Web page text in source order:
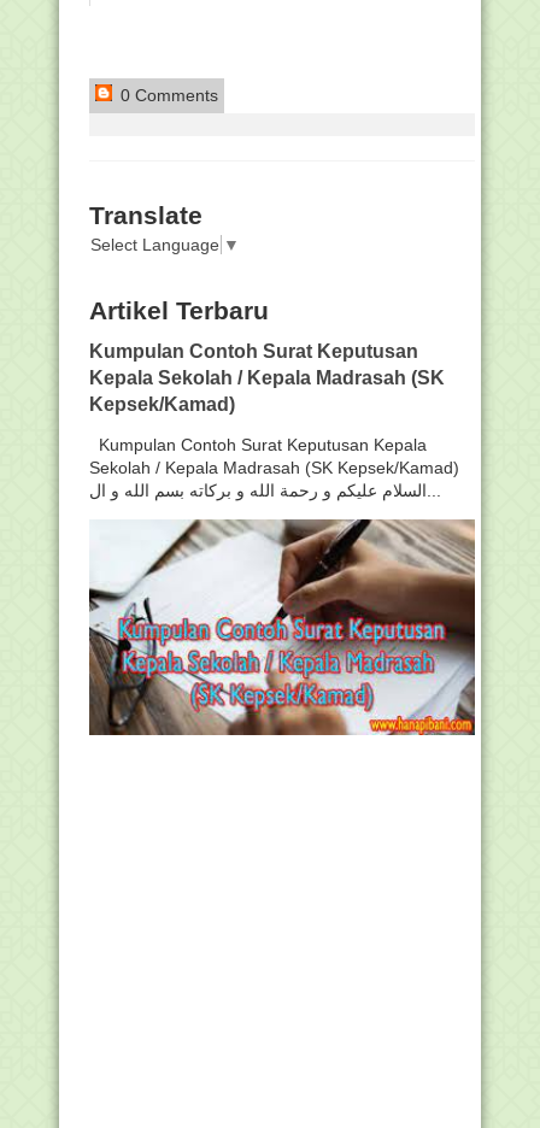
0 Comments
Translate
Select Language ▼
Artikel Terbaru
Kumpulan Contoh Surat Keputusan
Kepala Sekolah / Kepala Madrasah (SK
Kepsek/Kamad)
Kumpulan Contoh Surat Keputusan Kepala
Sekolah / Kepala Madrasah (SK Kepsek/Kamad)